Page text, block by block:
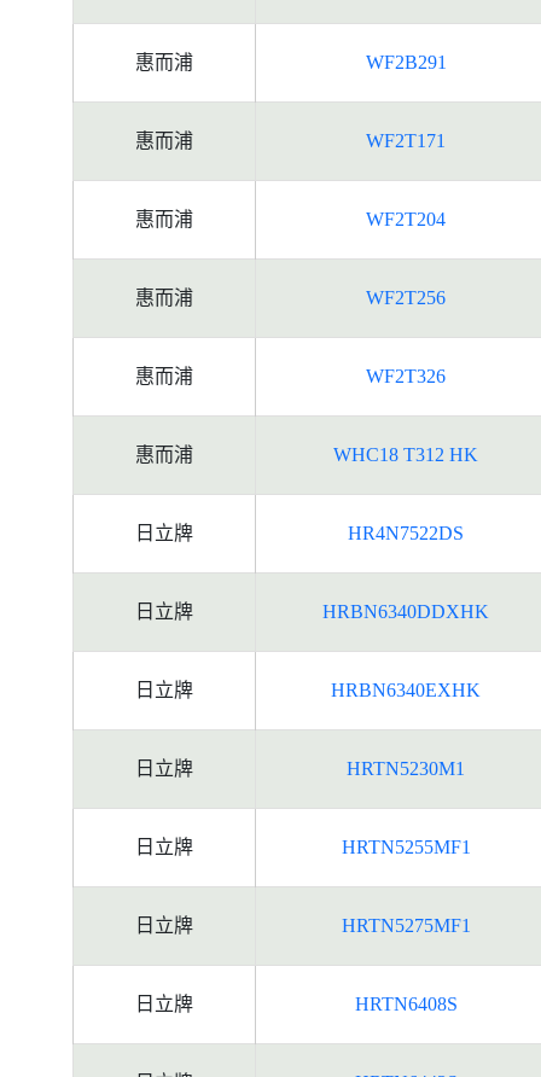
惠而浦 WF2B291
惠而浦 WF2T171
惠而浦 WF2T204
惠而浦 WF2T256
惠而浦 WF2T326
惠而浦 WHC18 T312 HK
日立牌 HR4N7522DS
日立牌 HRBN6340DDXHK
日立牌 HRBN6340EXHK
日立牌 HRTN5230M1
日立牌 HRTN5255MF1
日立牌 HRTN5275MF1
日立牌 HRTN6408S